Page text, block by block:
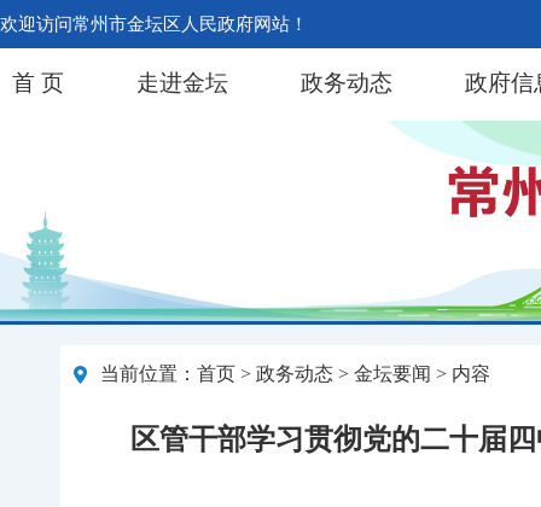
欢迎访问常州市金坛区人民政府网站！
首 页 走进金坛 政务动态 政府信
当前位置： 首页 > 政务动态 > 金坛要闻 > 内容
区管干部学习贯彻党的二十届